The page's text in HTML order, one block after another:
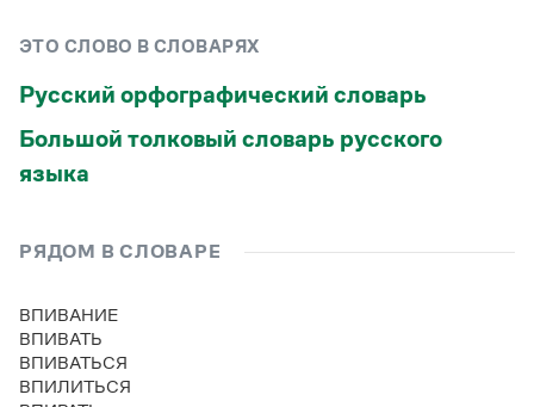
Монологи
Лекции и подкасты
Рекомендуем
Правила русского языка: от азов до тонкостей
Издательство
ЭТО СЛОВО В СЛОВАРЯХ
Русский орфографический словарь
Большой толковый словарь русского
языка
РЯДОМ В СЛОВАРЕ
ВПИВАНИЕ
ВПИВАТЬ
ВПИВАТЬСЯ
ВПИЛИТЬСЯ